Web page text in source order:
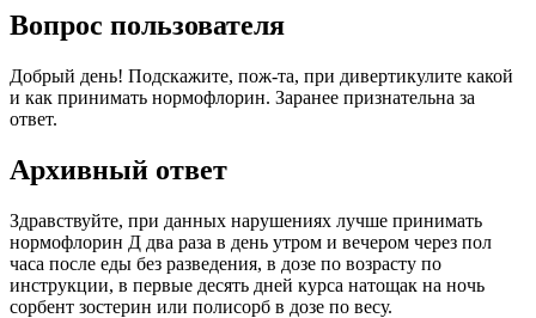
Вопрос пользователя
Добрый день! Подскажите, пож-та, при дивертикулите какой
и как принимать нормофлорин. Заранее признательна за
ответ.
Архивный ответ
Здравствуйте, при данных нарушениях лучше принимать
нормофлорин Д два раза в день утром и вечером через пол
часа после еды без разведения, в дозе по возрасту по
инструкции, в первые десять дней курса натощак на ночь
сорбент зостерин или полисорб в дозе по весу.